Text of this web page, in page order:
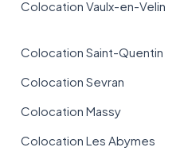
Colocation Vaulx-en-Velin
Colocation Saint-Quentin
Colocation Sevran
Colocation Massy
Colocation Les Abymes